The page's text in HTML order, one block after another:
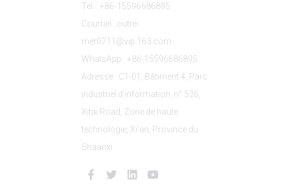
Tél. : +86-15596686895
Courriel : outre-
mer0711@vip.163.com
WhatsApp : +86-15596686895
Adresse : C1-01, Bâtiment 4, Parc
industriel d'information, n° 526,
Xitai Road, Zone de haute
technologie, Xi'an, Province du
Shaanxi